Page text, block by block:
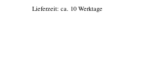
Lieferzeit: ca. 10 Werktage